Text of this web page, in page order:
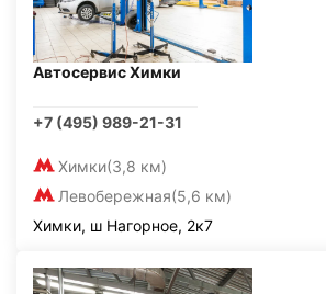
Автосервис Химки
+7 (495) 989-21-31
Химки(3,8 км)
Левобережная(5,6 км)
Химки, ш Нагорное, 2к7